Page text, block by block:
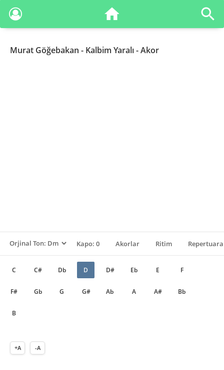
Murat Göğebakan - Kalbim Yaralı - Akor
Kapo: 0 Akorlar Ritim
C C# Db D D# Eb E F
F# Gb G G# Ab A A# Bb
B
+A -A